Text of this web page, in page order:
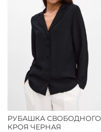
РУБАШКА СВОБОДНОГО
КРОЯ ЧЕРНАЯ